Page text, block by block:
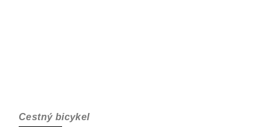
Cestný bicykel